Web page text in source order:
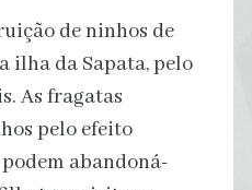
de ninhos de
ilha da Sapata, pelo
As fragatas
pelo efeito
abandoná-